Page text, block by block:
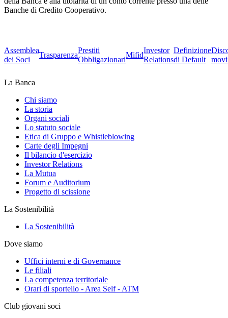
Banche di Credito Cooperativo.
Assemblea
dei Soci
Trasparenza
Prestiti
Obbligazionari
Mifid
Investor
Relations
Definizione
di Default
La Banca
Chi siamo
La storia
Organi sociali
Lo statuto sociale
Etica di Gruppo e Whistleblowing
Carte degli Impegni
Il bilancio d'esercizio
Investor Relations
La Mutua
Forum e Auditorium
Progetto di scissione
La Sostenibilità
La Sostenibilità
Dove siamo
Uffici interni e di Governance
Le filiali
La competenza territoriale
Orari di sportello - Area Self - ATM
Club giovani soci